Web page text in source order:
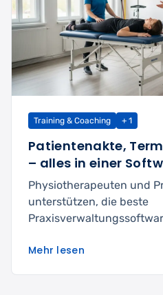
Training & Coaching + 1
Patientenakte,
– alles in einer
Physiotherapeuten und
unterstützen, die beste
Mehr lesen